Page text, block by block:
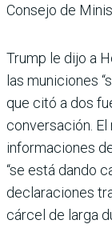
Consejo de
Trump le dijo a
las municiones
que citó a dos
conversación.
informaciones
“se está dando
declaraciones
cárcel de larga